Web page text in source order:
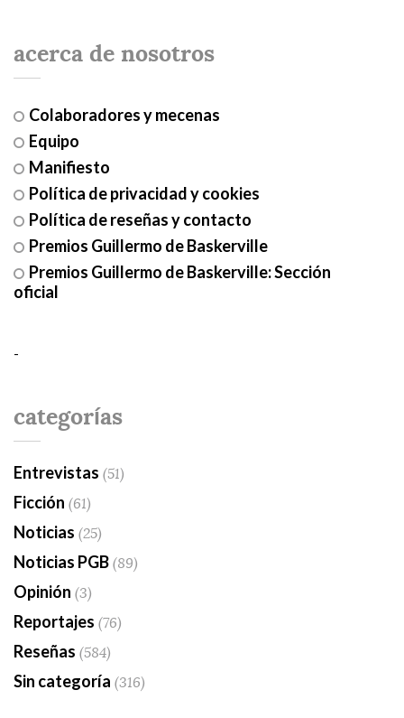
acerca de nosotros
Colaboradores y mecenas
Equipo
Manifiesto
Política de privacidad y cookies
Política de reseñas y contacto
Premios Guillermo de Baskerville
Premios Guillermo de Baskerville: Sección
oficial
-
categorías
Entrevistas (51)
Ficción (61)
Noticias (25)
Noticias PGB(89)
Opinión (3)
Reportajes (76)
Reseñas (584)
Sin categoría (316)